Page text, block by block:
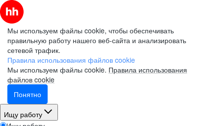
Мы используем файлы cookie, чтобы обеспечивать
правильную работу нашего веб-сайта и анализировать
сетевой трафик.
Правила использования файлов cookie
Мы используем файлы cookie. Правила использования
файлов cookie
Понятно
Ищу работу